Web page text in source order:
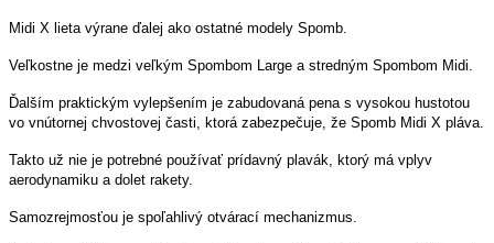
Midi X lieta výrane ďalej ako ostatné modely Spomb.
Veľkostne je medzi veľkým Spombom Large a stredným Spombom Midi.
Ďalším praktickým vylepšením je zabudovaná pena s vysokou hustotou
vo vnútornej chvostovej časti, ktorá zabezpečuje, že Spomb Midi X pláva.
Takto už nie je potrebné používať prídavný plavák, ktorý má vplyv
aerodynamiku a dolet rakety.
Samozrejmosťou je spoľahlivý otvárací mechanizmus.